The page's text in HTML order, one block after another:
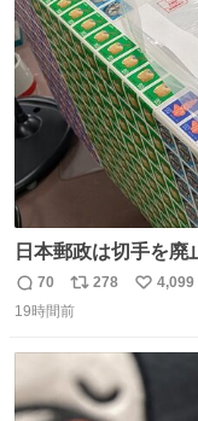
数
日本郵政は切手を
本郵政
返
信
70
リ
ポ
ト
数
278
い
数
4,099
19時間前